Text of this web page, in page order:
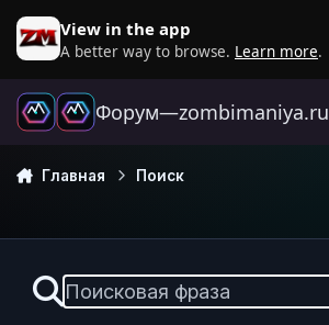
Перейти к содержанию
View in the app
A better way to browse. Learn more.
Форум—zombimaniya.ru
Главная Поиск